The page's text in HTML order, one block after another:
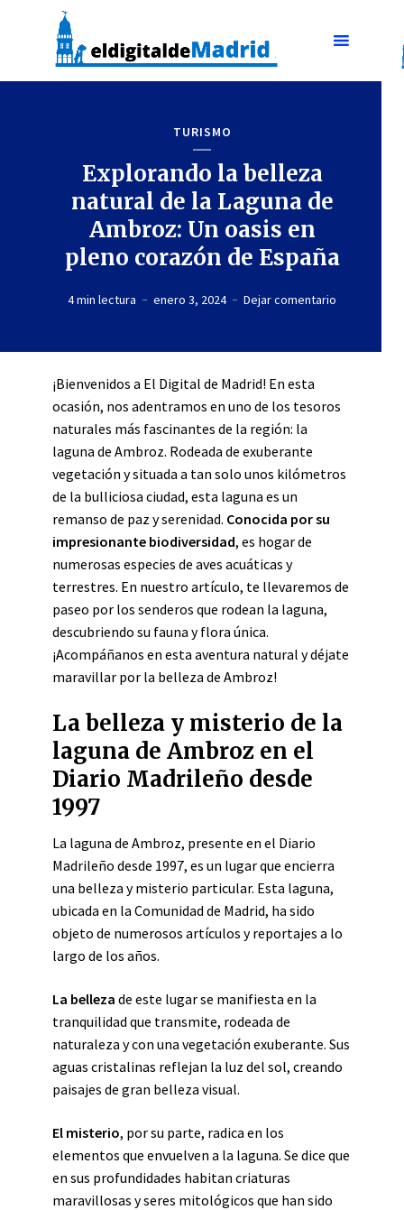
TURISMO
Explorando la belleza
natural de la Laguna de
Ambroz: Un oasis en
pleno corazón de España
4 min lectura enero 3, 2024 Dejar comentario
¡Bienvenidos a El Digital de Madrid! En esta
ocasión, nos adentramos en uno de los tesoros
naturales más fascinantes de la región: la
laguna de Ambroz. Rodeada de exuberante
vegetación y situada a tan solo unos kilómetros
de la bulliciosa ciudad, esta laguna es un
remanso de paz y serenidad. Conocida por su
impresionante biodiversidad, es hogar de
numerosas especies de aves acuáticas y
terrestres. En nuestro artículo, te llevaremos de
paseo por los senderos que rodean la laguna,
descubriendo su fauna y flora única.
¡Acompáñanos en esta aventura natural y déjate
maravillar por la belleza de Ambroz!
La belleza y misterio de la
laguna de Ambroz en el
Diario Madrileño desde
1997
La laguna de Ambroz, presente en el Diario
Madrileño desde 1997, es un lugar que encierra
una belleza y misterio particular. Esta laguna,
ubicada en la Comunidad de Madrid, ha sido
objeto de numerosos artículos y reportajes a lo
largo de los años.
La belleza de este lugar se manifiesta en la
tranquilidad que transmite, rodeada de
naturaleza y con una vegetación exuberante. Sus
aguas cristalinas reflejan la luz del sol, creando
paisajes de gran belleza visual.
El misterio, por su parte, radica en los
elementos que envuelven a la laguna. Se dice que
en sus profundidades habitan criaturas
maravillosas y seres mitológicos que han sido